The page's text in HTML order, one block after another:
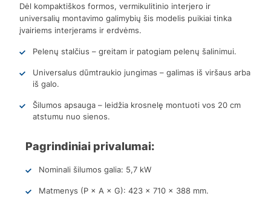
Dėl kompaktiškos formos, vermikulitinio interjero ir
universalių montavimo galimybių šis modelis puikiai tinka
įvairiems interjerams ir erdvėms.
Pelenų stalčius – greitam ir patogiam pelenų šalinimui.
Universalus dūmtraukio jungimas – galimas iš viršaus arba
iš galo.
Šilumos apsauga – leidžia krosnelę montuoti vos 20 cm
atstumu nuo sienos.
Pagrindiniai privalumai:
Nominali šilumos galia: 5,7 kW
Matmenys (P × A × G): 423 × 710 × 388 mm.